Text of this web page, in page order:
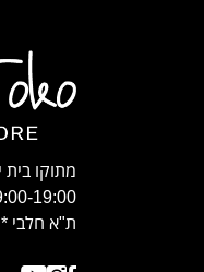
מתוקו בית
ת"א חלבי